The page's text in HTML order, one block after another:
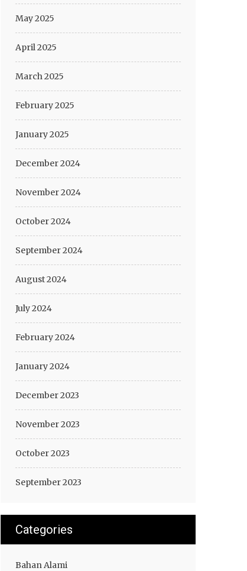
May 2025
April 2025
March 2025
February 2025
January 2025
December 2024
November 2024
October 2024
September 2024
August 2024
July 2024
February 2024
January 2024
December 2023
November 2023
October 2023
September 2023
Categories
Bahan Alami